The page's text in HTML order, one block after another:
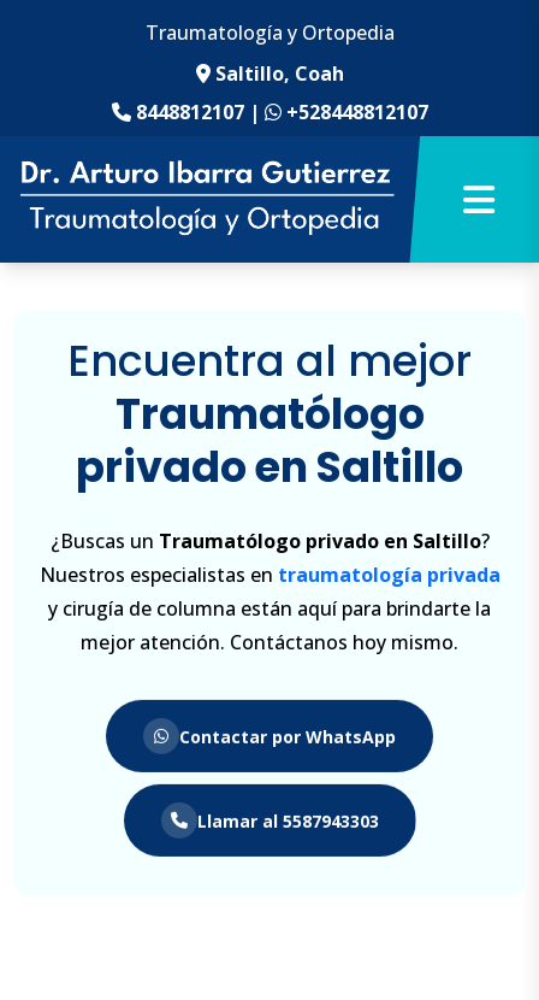
Traumatología y Ortopedia
Saltillo, Coah
8448812107| +528448812107
Encuentra al mejor
Traumatólogo
privado en Saltillo
¿Buscas un Traumatólogo privado en Saltillo?
Nuestros especialistas en traumatología privada
y cirugía de columna están aquí para brindarte la
mejor atención. Contáctanos hoy mismo.
Contactar por WhatsApp
Llamar al 5587943303